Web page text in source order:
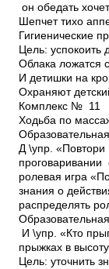
он обедать
Шепчет тихо
Гигиенические
Цель: успокоить
Облака ложатся
И детишки на
Охраняют
Комплекс № 11
Ходьба по
Д \упр.
ролевая игра
знания о
распределять
И \упр. «Кто
прыжках в
Цель: уточнить